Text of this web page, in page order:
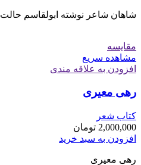
شاهان شاعر نوشته ابولقاسم حالت
مقایسه
مشاهده سریع
افزودن به علاقه مندی
رهی معیری
کتاب شعر
2,000,000 تومان
افزودن به سبد خرید
رهی معیری